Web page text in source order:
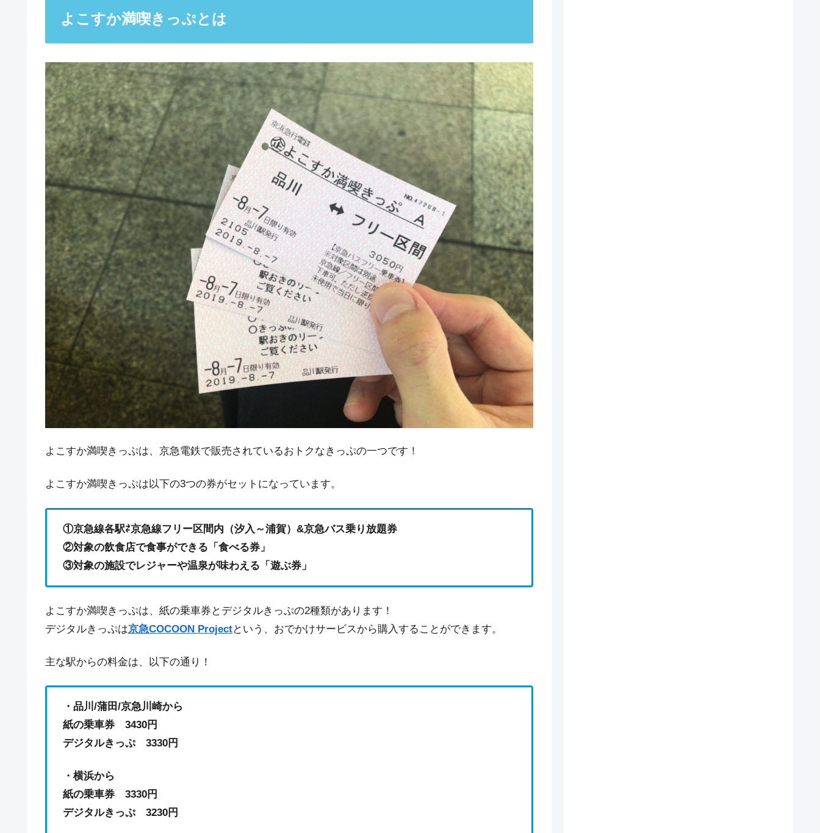
よこすか満喫きっぷとは
よこすか満喫きっぷは、京急電鉄で販売されているおトクなきっぷの一つです！
よこすか満喫きっぷは以下の3つの券がセットになっています。
①京急線各駅⇄京急線フリー区間内（汐入～浦賀）&京急バス乗り放題券
②対象の飲食店で食事ができる「食べる券」
③対象の施設でレジャーや温泉が味わえる「遊ぶ券」
よこすか満喫きっぷは、紙の乗車券とデジタルきっぷの2種類があります！
デジタルきっぷは京急COCOON Projectという、おでかけサービスから購入することができます。
主な駅からの料金は、以下の通り！
・品川/蒲田/京急川崎から
紙の乗車券 3430円
デジタルきっぷ 3330円
・横浜から
紙の乗車券 3330円
デジタルきっぷ 3230円